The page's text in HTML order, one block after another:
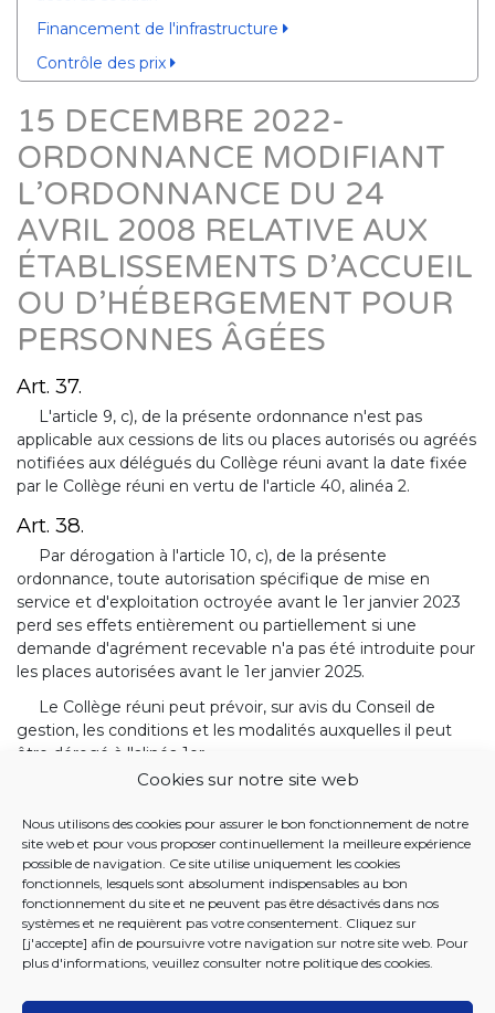
Cookies sur notre site web
Nous utilisons des cookies pour assurer le bon fonctionnement de notre
site web et pour vous proposer continuellement la meilleure expérience
possible de navigation. Ce site utilise uniquement les cookies
fonctionnels, lesquels sont absolument indispensables au bon
fonctionnement du site et ne peuvent pas être désactivés dans nos
systèmes et ne requièrent pas votre consentement. Cliquez sur
[j'accepte] afin de poursuivre votre navigation sur notre site web. Pour
plus d'informations, veuillez consulter notre politique des cookies.
Financement de l'infrastructure
Contrôle des prix
15 DECEMBRE 2022-
ORDONNANCE MODIFIANT
L’ORDONNANCE DU 24
AVRIL 2008 RELATIVE AUX
ÉTABLISSEMENTS D’ACCUEIL
OU D’HÉBERGEMENT POUR
PERSONNES ÂGÉES
Art. 37.
L'article 9, c), de la présente ordonnance n'est pas
applicable aux cessions de lits ou places autorisés ou agréés
notifiées aux délégués du Collège réuni avant la date fixée
par le Collège réuni en vertu de l'article 40, alinéa 2.
Art. 38.
Par dérogation à l'article 10, c), de la présente
ordonnance, toute autorisation spécifique de mise en
service et d'exploitation octroyée avant le 1er janvier 2023
perd ses effets entièrement ou partiellement si une
demande d'agrément recevable n'a pas été introduite pour
les places autorisées avant le 1er janvier 2025.
Le Collège réuni peut prévoir, sur avis du Conseil de
gestion, les conditions et les modalités auxquelles il peut
être dérogé à l'alinéa 1er.
15 DECEMBRE 2022. - Ordonnance modifiant
l'ordonnance du 24 avril 2008 relative aux
établissements d'accueil ou d'hébergement pour
personnes âgées